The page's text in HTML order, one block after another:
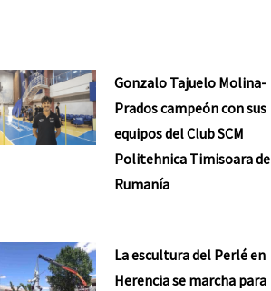
Gonzalo Tajuelo Molina-
Prados campeón con sus
equipos del Club SCM
Politehnica Timisoara de
Rumanía
La escultura del Perlé en
Herencia se marcha para